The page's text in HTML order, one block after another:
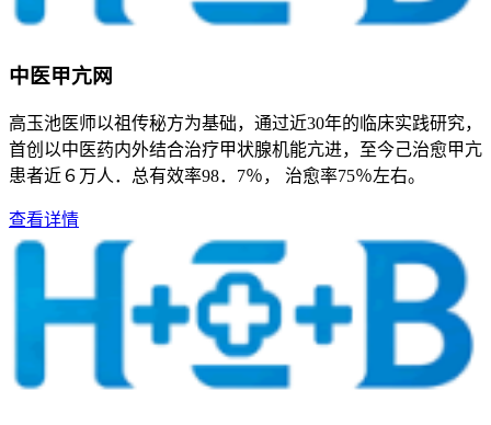
中医甲亢网
高玉池医师以祖传秘方为基础，通过近30年的临床实践研究，
首创以中医药内外结合治疗甲状腺机能亢进，至今己治愈甲亢
患者近６万人．总有效率98．7％， 治愈率75％左右。
查看详情